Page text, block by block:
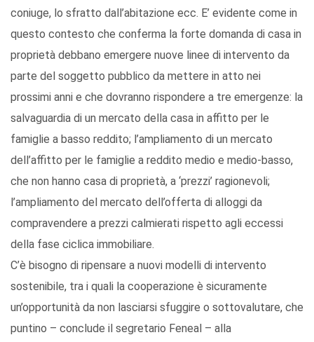
coniuge, lo sfratto dall’abitazione ecc. E’ evidente come in
questo contesto che conferma la forte domanda di casa in
proprietà debbano emergere nuove linee di intervento da
parte del soggetto pubblico da mettere in atto nei
prossimi anni e che dovranno rispondere a tre emergenze: la
salvaguardia di un mercato della casa in affitto per le
famiglie a basso reddito; l’ampliamento di un mercato
dell’affitto per le famiglie a reddito medio e medio-basso,
che non hanno casa di proprietà, a ‘prezzi’ ragionevoli;
l’ampliamento del mercato dell’offerta di alloggi da
compravendere a prezzi calmierati rispetto agli eccessi
della fase ciclica immobiliare.
C’è bisogno di ripensare a nuovi modelli di intervento
sostenibile, tra i quali la cooperazione è sicuramente
un’opportunità da non lasciarsi sfuggire o sottovalutare, che
puntino – conclude il segretario Feneal – alla